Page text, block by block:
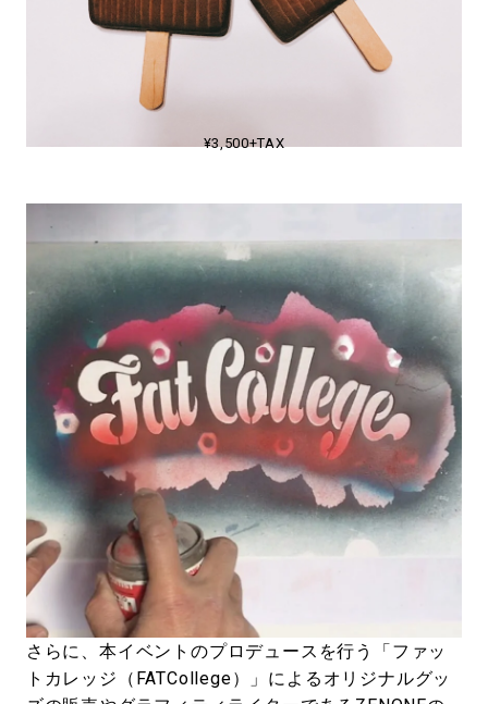
¥3,500+TAX
さらに、本イベントのプロデュースを行う「ファッ
トカレッジ（FATCollege）」によるオリジナルグッ